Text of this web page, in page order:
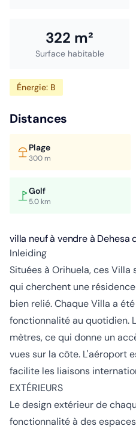
322 m²
Surface habitable
Énergie: B
Distances
Plage
300 m
Golf
5.0 km
villa neuf à vendre à Dehesa
Inleiding
Situées à Orihuela, ces
qui cherchent une
bien relié. Chaque Villa a
fonctionnalité au quotidien.
mètres, ce qui donne un
vues sur la côte. L'aéroport
facilite les liaisons
EXTÉRIEURS
Le design extérieur de
fonctionnalité à des